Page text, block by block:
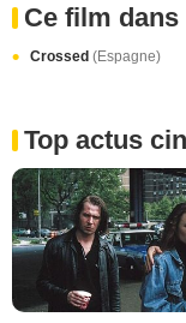
Ce film
Crossed (Espagne)
Top actus